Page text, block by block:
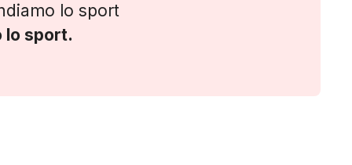
lo sport
lo sport.